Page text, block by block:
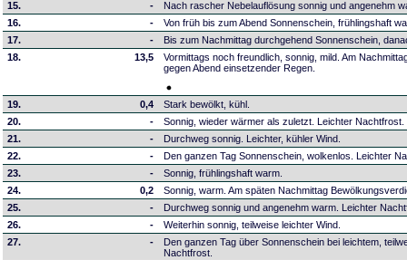
15. -
Nach rascher Nebelauflösung sonnig und angenehm
16.
-
Von früh bis zum Abend Sonnenschein, frühlingshaft
17.
-
Bis zum Nachmittag durchgehend Sonnenschein,
18.
13,5
Vormittags noch freundlich, sonnig, mild. Am
gegen Abend einsetzender Regen.
19. 0,4
Stark bewölkt, kühl.
20.
-
Sonnig, wieder wärmer als zuletzt. Leichter Nachtfrost.
21.
-
Durchweg sonnig. Leichter, kühler Wind.
22.
-
Den ganzen Tag Sonnenschein, wolkenlos. Leichter
23.
-
Sonnig, frühlingshaft warm.
24.
0,2
Sonnig, warm. Am späten Nachmittag
25.
-
Durchweg sonnig und angenehm warm. Leichter
26.
-
Weiterhin sonnig, teilweise leichter Wind.
27.
-
Den ganzen Tag über Sonnenschein bei leichtem,
Nachtfrost.